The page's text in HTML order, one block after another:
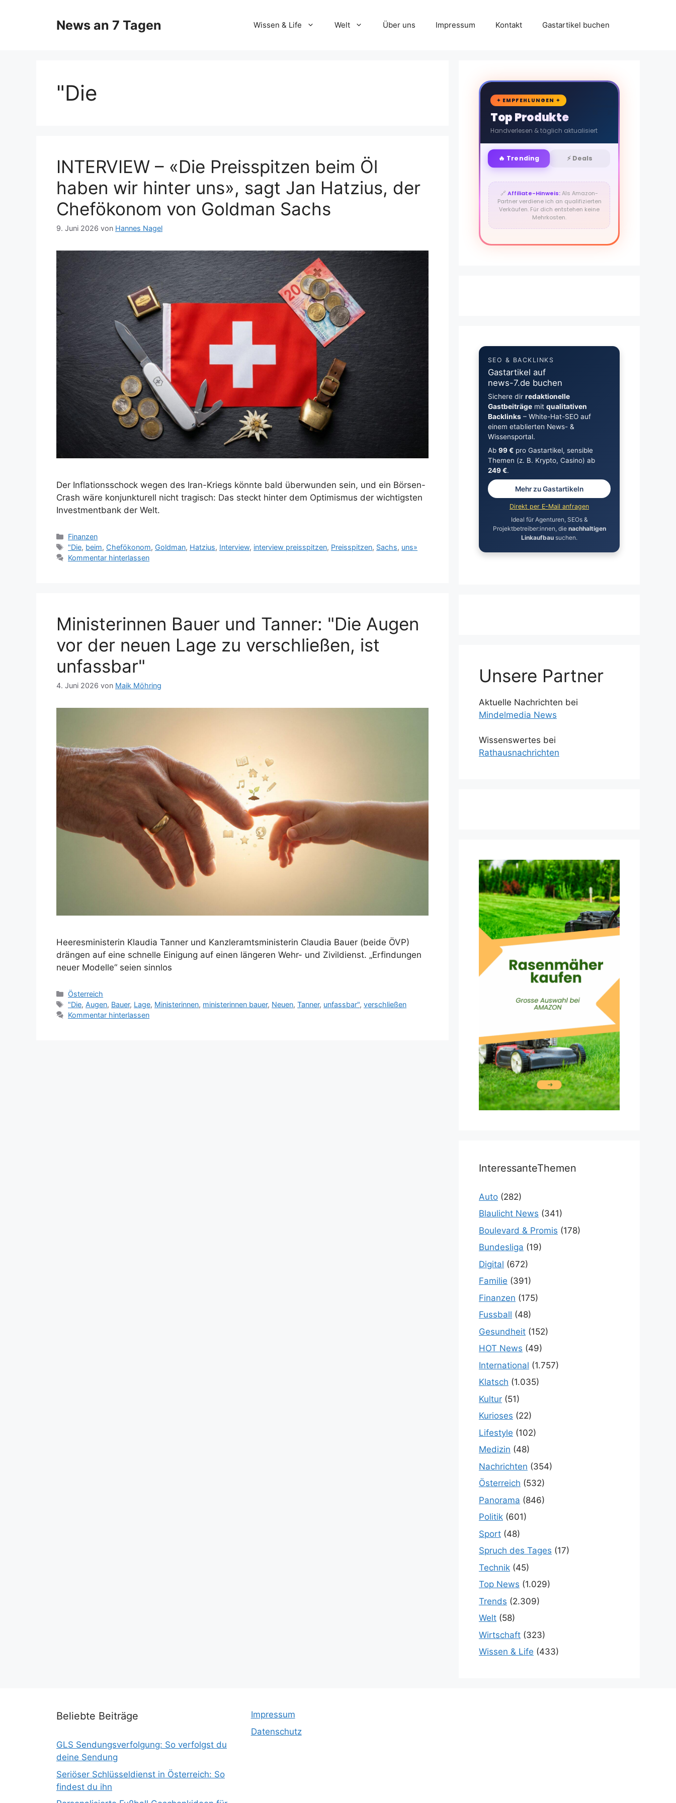
News an 7 Tagen Wissen & Life Welt Über uns Impressum Kontakt Gastartikel buchen
"Die
INTERVIEW – «Die Preisspitzen beim Öl
haben wir hinter uns», sagt Jan Hatzius, der
Chefökonom von Goldman Sachs
9. Juni 2026 von Hannes Nagel
Der Inflationsschock wegen des Iran-Kriegs könnte bald überwunden sein, und ein Börsen-
Crash wäre konjunkturell nicht tragisch: Das steckt hinter dem Optimismus der wichtigsten
Investmentbank der Welt.
Kategorien
Finanzen
Schlagwörter
"Die, beim, Chefökonom, Goldman, Hatzius, Interview, interview preisspitzen, Preisspitzen, Sachs, uns»
Kommentar hinterlassen
Ministerinnen Bauer und Tanner: "Die Augen
vor der neuen Lage zu verschließen, ist
unfassbar"
4. Juni 2026 von Maik Möhring
Heeresministerin Klaudia Tanner und Kanzleramtsministerin Claudia Bauer (beide ÖVP)
drängen auf eine schnelle Einigung auf einen längeren Wehr- und Zivildienst. „Erfindungen
neuer Modelle“ seien sinnlos
Kategorien
Österreich
Schlagwörter
"Die, Augen, Bauer, Lage, Ministerinnen, ministerinnen bauer, Neuen,Tanner, unfassbar",verschließen
Kommentar hinterlassen
🛒
✦ EMPFEHLUNGEN ✦
Top Produkte
Handverlesen & täglich aktualisiert
🔥 Trending ⚡ Deals
🔗Affiliate-Hinweis:Als Amazon-
Partner verdiene ich an qualifizierten
Verkäufen. Für dich entstehen keine
Mehrkosten.
SEO & BACKLINKS
Gastartikel auf
news-7.de buchen
Sichere dir redaktionelle
Gastbeiträgemit qualitativen
Backlinks– White-Hat-SEO auf
einem etablierten News- &
Wissensportal.
Ab 99 €pro Gastartikel, sensible
Themen (z. B. Krypto, Casino) ab
249 €.
Mehr zu Gastartikeln
Direkt per E-Mail anfragen
Ideal für Agenturen, SEOs &
Projektbetreiber:innen, die nachhaltigen
Linkaufbau suchen.
Unsere Partner
Aktuelle Nachrichten bei
Mindelmedia News
Wissenswertes bei
Rathausnachrichten
InteressanteThemen
Auto (282)
Blaulicht News (341)
Boulevard & Promis (178)
Bundesliga (19)
Digital (672)
Familie (391)
Finanzen (175)
Fussball (48)
Gesundheit (152)
HOT News (49)
International (1.757)
Klatsch (1.035)
Kultur (51)
Kurioses (22)
Lifestyle (102)
Medizin (48)
Nachrichten (354)
Österreich (532)
Panorama (846)
Politik (601)
Sport (48)
Spruch des Tages (17)
Technik (45)
Top News (1.029)
Trends (2.309)
Welt (58)
Wirtschaft (323)
Wissen & Life (433)
Beliebte Beiträge
GLS Sendungsverfolgung: So verfolgst du
deine Sendung
Seriöser Schlüsseldienst in Österreich: So
findest du ihn
Impressum
Datenschutz